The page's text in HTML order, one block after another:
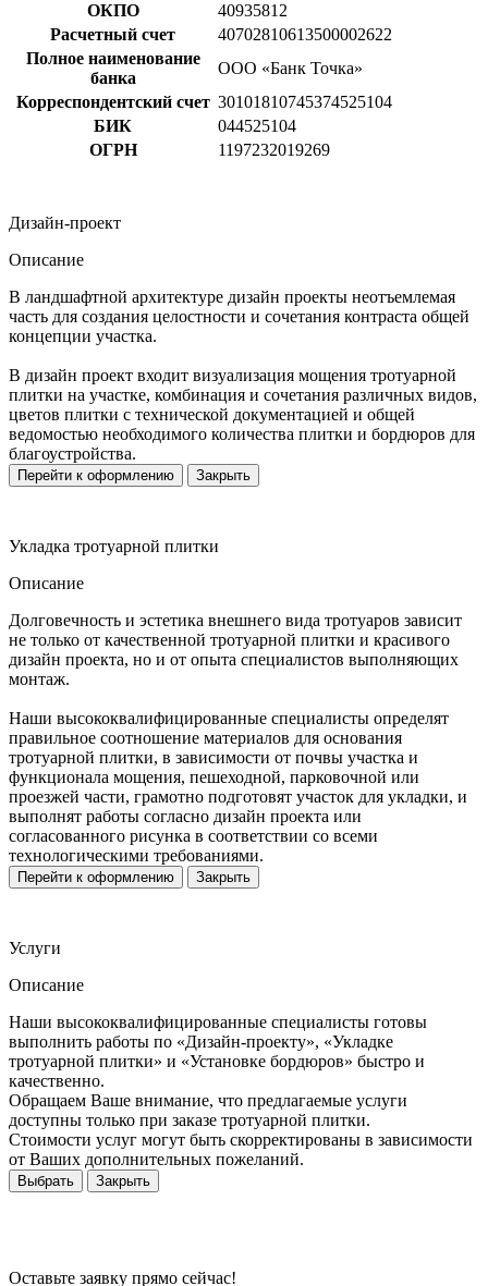
ОКПО
40935812
Расчетный счет
40702810613500002622
Полное наименование
банка
ООО «Банк Точка»
Корреспондентский счет 30101810745374525104
БИК
044525104
ОГРН
1197232019269
Дизайн-проект
Описание
В ландшафтной архитектуре дизайн проекты неотъемлемая
часть для создания целостности и сочетания контраста общей
концепции участка.
В дизайн проект входит визуализация мощения тротуарной
плитки на участке, комбинация и сочетания различных видов,
цветов плитки с технической документацией и общей
ведомостью необходимого количества плитки и бордюров для
благоустройства.
Перейти к оформлению Закрыть
Укладка тротуарной плитки
Описание
Долговечность и эстетика внешнего вида тротуаров зависит
не только от качественной тротуарной плитки и красивого
дизайн проекта, но и от опыта специалистов выполняющих
монтаж.
Наши высококвалифицированные специалисты определят
правильное соотношение материалов для основания
тротуарной плитки, в зависимости от почвы участка и
функционала мощения, пешеходной, парковочной или
проезжей части, грамотно подготовят участок для укладки, и
выполнят работы согласно дизайн проекта или
согласованного рисунка в соответствии со всеми
технологическими требованиями.
Перейти к оформлению Закрыть
Услуги
Описание
Наши высококвалифицированные специалисты готовы
выполнить работы по «Дизайн-проекту», «Укладке
тротуарной плитки» и «Установке бордюров» быстро и
качественно.
Обращаем Ваше внимание, что предлагаемые услуги
доступны только при заказе тротуарной плитки.
Стоимости услуг могут быть скорректированы в зависимости
от Ваших дополнительных пожеланий.
Выбрать Закрыть
Оставьте заявку прямо сейчас!